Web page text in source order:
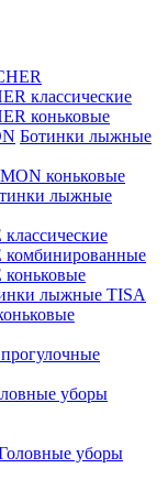
классические
коньковые
Ботинки лыжные
коньковые
лыжные
лыжные TISA
уборы
уборы